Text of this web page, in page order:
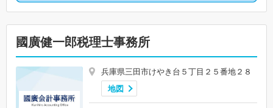
國廣健一郎税理士事務所
兵庫県三田市けやき台５丁目２５番地２８
地図